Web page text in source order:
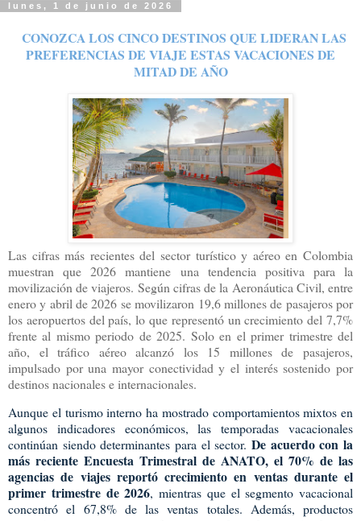
lunes, 1 de junio de 2026
CONOZCA LOS CINCO DESTINOS QUE LIDERAN LAS
PREFERENCIAS DE VIAJE ESTAS VACACIONES DE
MITAD DE AÑO
Las cifras más recientes del sector turístico y aéreo en Colombia
muestran que 2026 mantiene una tendencia positiva para la
movilización de viajeros. Según cifras de la Aeronáutica Civil, entre
enero y abril de 2026 se movilizaron 19,6 millones de pasajeros por
los aeropuertos del país, lo que representó un crecimiento del 7,7%
frente al mismo periodo de 2025. Solo en el primer trimestre del
año, el tráfico aéreo alcanzó los 15 millones de pasajeros,
impulsado por una mayor conectividad y el interés sostenido por
destinos nacionales e internacionales.
Aunque el turismo interno ha mostrado comportamientos mixtos en
algunos indicadores económicos, las temporadas vacacionales
continúan siendo determinantes para el sector. De acuerdo con la
más reciente Encuesta Trimestral de ANATO, el 70% de las
agencias de viajes reportó crecimiento en ventas durante el
primer trimestre de 2026, mientras que el segmento vacacional
concentró el 67,8% de las ventas totales. Además, productos